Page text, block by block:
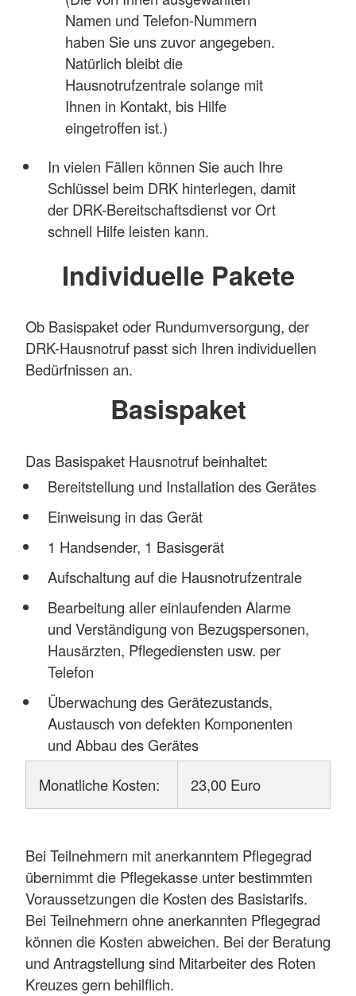
Namen und Telefon-Nummern
haben Sie uns zuvor angegeben.
Natürlich bleibt die
Hausnotrufzentrale solange mit
Ihnen in Kontakt, bis Hilfe
eingetroffen ist.)
In vielen Fällen können Sie auch Ihre
Schlüssel beim DRK hinterlegen, damit
der DRK-Bereitschaftsdienst vor Ort
schnell Hilfe leisten kann.
Individuelle Pakete
Ob Basispaket oder Rundumversorgung, der
DRK-Hausnotruf passt sich Ihren individuellen
Bedürfnissen an.
Basispaket
Das Basispaket Hausnotruf beinhaltet:
Bereitstellung und Installation des Gerätes
Einweisung in das Gerät
1 Handsender, 1 Basisgerät
Aufschaltung auf die Hausnotrufzentrale
Bearbeitung aller einlaufenden Alarme
und Verständigung von Bezugspersonen,
Hausärzten, Pflegediensten usw. per
Telefon
Überwachung des Gerätezustands,
Austausch von defekten Komponenten
und Abbau des Gerätes
Monatliche Kosten:
23,00 Euro
Bei Teilnehmern mit anerkanntem Pflegegrad
übernimmt die Pflegekasse unter bestimmten
Voraussetzungen die Kosten des Basistarifs.
Bei Teilnehmern ohne anerkannten Pflegegrad
können die Kosten abweichen. Bei der Beratung
und Antragstellung sind Mitarbeiter des Roten
Kreuzes gern behilflich.